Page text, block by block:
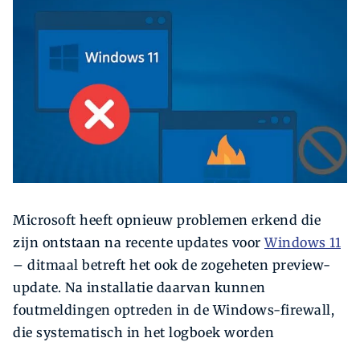
Microsoft heeft opnieuw problemen erkend die
zijn ontstaan na recente updates voorWindows 11
– ditmaal betreft het ook de zogeheten preview-
update. Na installatie daarvan kunnen
foutmeldingen optreden in de Windows-firewall,
die systematisch in het logboek worden